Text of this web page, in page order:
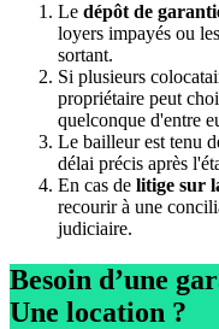
Le dépôt de
loyers impayés ou
sortant.
Si plusieurs
propriétaire peut
quelconque d'entre
Le bailleur est tenu
délai précis après
En cas de litige sur
recourir à une
judiciaire.
Besoin d’une
Une location ?